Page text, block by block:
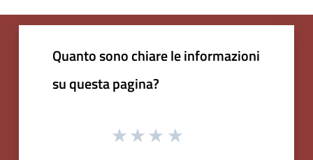
Quanto sono chiare le informazioni
su questa pagina?